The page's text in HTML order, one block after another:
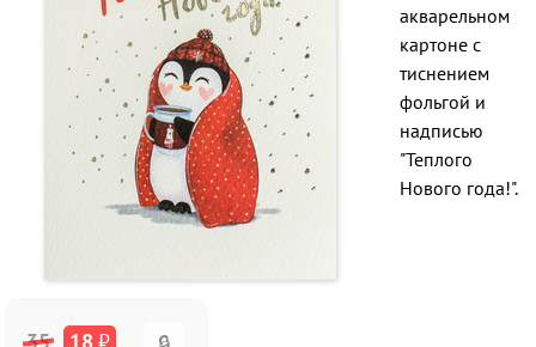
акварельном
картоне с
тиснением
фольгой и
надписью
"Теплого
Нового года!".
🔒